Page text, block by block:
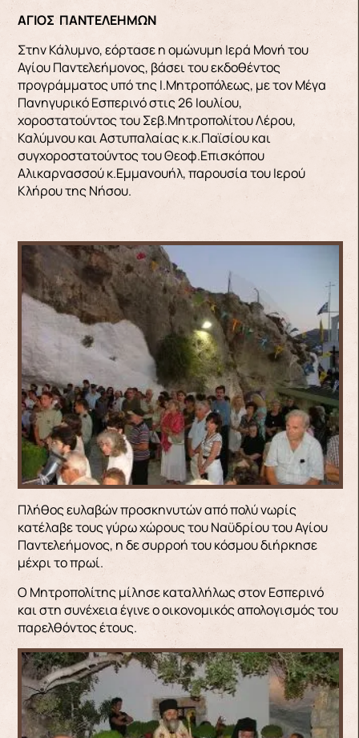
ΑΓΙΟΣ ΠΑΝΤΕΛΕΗΜΩΝ
Στην Κάλυμνο, εόρτασε η ομώνυμη Ιερά Μονή του
Αγίου Παντελεήμονος, βάσει του εκδοθέντος
προγράμματος υπό της Ι.Μητροπόλεως, με τον Μέγα
Πανηγυρικό Εσπερινό στις 26 Ιουλίου,
χοροστατούντος του Σεβ.Μητροπολίτου Λέρου,
Καλύμνου και Αστυπαλαίας κ.κ.Παϊσίου και
συγχοροστατούντος του Θεοφ.Επισκόπου
Αλικαρνασσού κ.Εμμανουήλ, παρουσία του Ιερού
Κλήρου της Νήσου.
Πλήθος ευλαβών προσκηνυτών από πολύ νωρίς
κατέλαβε τους γύρω χώρους του Ναϋδρίου του Αγίου
Παντελεήμονος, η δε συρροή του κόσμου διήρκησε
μέχρι το πρωί.
Ο Μητροπολίτης μίλησε καταλλήλως στον Εσπερινό
και στη συνέχεια έγινε ο οικονομικός απολογισμός του
παρελθόντος έτους.